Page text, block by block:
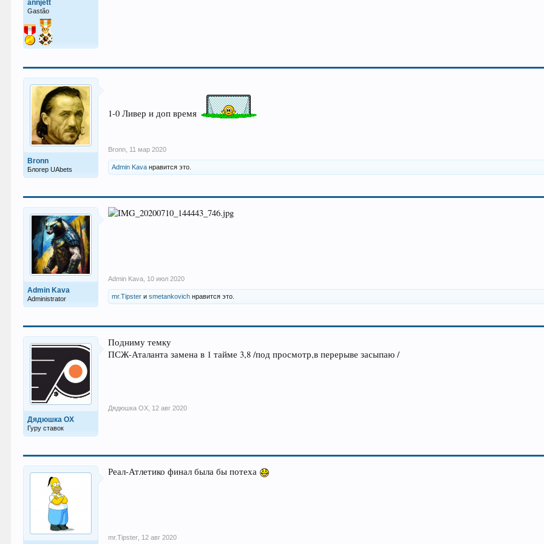
annjett
Gastão
Bronn
Блогер UAbets
1-0 Ливер и доп время
Bronn 11 мар 2020
Admin Kava нравится это.
Admin Kava
Administrator
Admin Kava 10 июл 2020
mr.Tipster иsmetankovich нравится это.
Дядюшка ОХ
Гуру ставок
Подниму темку
ПСЖ-Аталанта замена в 1 тайме 3,8 /под просмотр,в перерыве засыпаю /
Дядюшка ОХ 12 авг 2020
Реал-Атлетико финал была бы потеха
mr.Tipster 12 авг 2020